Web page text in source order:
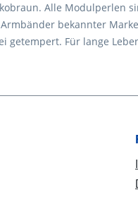
Alle Modulperlen
bekannter
Für lange